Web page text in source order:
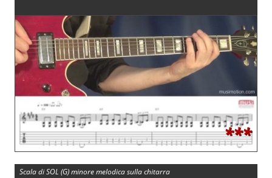
***
Scala di SOL (G) minore melodica sulla chitarra